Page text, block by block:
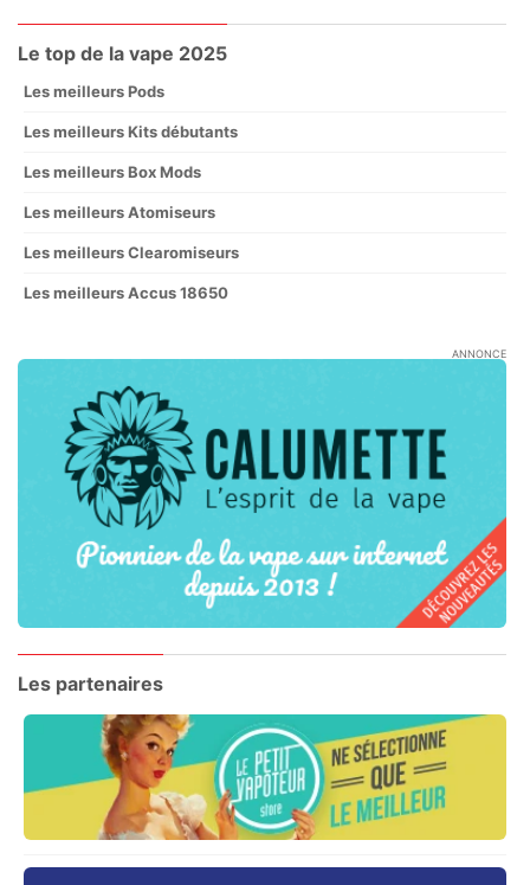
Le top de la vape 2025
Les meilleurs Pods
Les meilleurs Kits débutants
Les meilleurs Box Mods
Les meilleurs Atomiseurs
Les meilleurs Clearomiseurs
Les meilleurs Accus 18650
ANNONCE
Les partenaires